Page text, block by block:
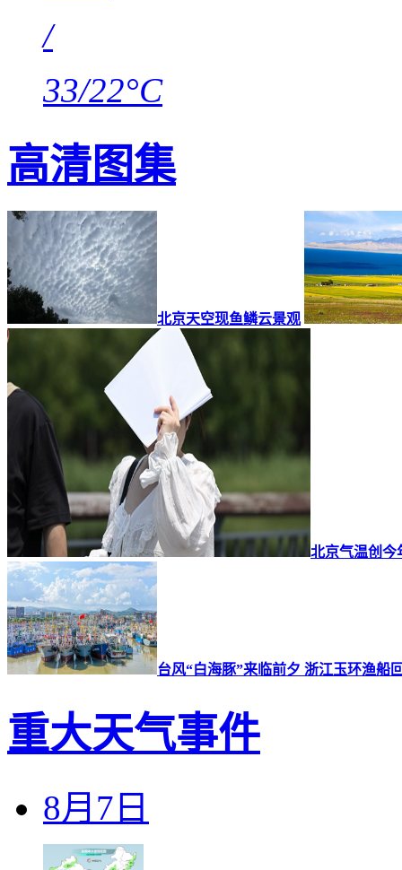
/
33/22°C
高清图集
北京天空现鱼鳞云景观
北京气温创今
台风“白海豚”来临前夕 浙江玉环渔船
重大天气事件
8月7日